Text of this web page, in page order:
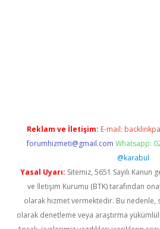
Reklam ve İletişim: E-mail:
forumhizmeti@gmail.com Whatsapp:
@karabul
Yasal Uyarı: Sitemiz, 5651 Sayılı
ve İletişim Kurumu (BTK) tarafından
olarak hizmet vermektedir. Bu
olarak denetleme veya araştırma